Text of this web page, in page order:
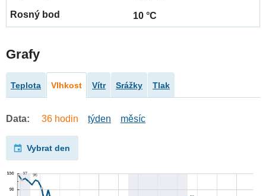
10 °C
Grafy
Teplota Vlhkost Vítr Srážky Tlak
Data: 36 hodin týden měsíc
Vybrat den